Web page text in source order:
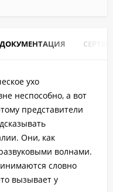
ДОКУМЕНТАЦИЯ
ухо
неспособно, а вот
представители
Они, как
волнами.
словно
вызывает у